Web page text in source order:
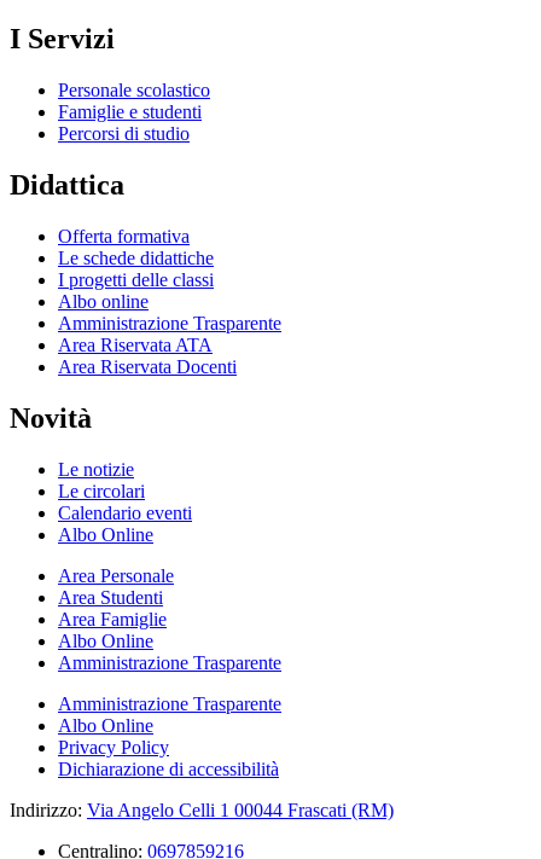
I Servizi
Personale scolastico
Famiglie e studenti
Percorsi di studio
Didattica
Offerta formativa
Le schede didattiche
I progetti delle classi
Albo online
Amministrazione Trasparente
Area Riservata ATA
Area Riservata Docenti
Novità
Le notizie
Le circolari
Calendario eventi
Albo Online
Area Personale
Area Studenti
Area Famiglie
Albo Online
Amministrazione Trasparente
Amministrazione Trasparente
Albo Online
Privacy Policy
Dichiarazione di accessibilità
Indirizzo: Via Angelo Celli 1 00044 Frascati (RM)
Centralino: 0697859216